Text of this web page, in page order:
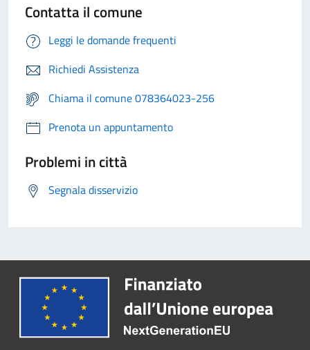
Contatta il comune
Leggi le domande frequenti
Richiedi Assistenza
Chiama il comune 078364023-256
Prenota un appuntamento
Problemi in città
Segnala disservizio